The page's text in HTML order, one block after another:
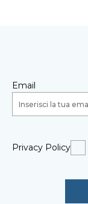
Email
Privacy Policy